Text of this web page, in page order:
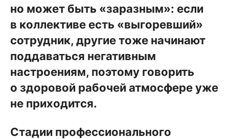
но может быть «заразным»: если
в коллективе есть «выгоревший»
сотрудник, другие тоже начинают
поддаваться негативным
настроениям, поэтому говорить
о здоровой рабочей атмосфере уже
не приходится.
Стадии профессионального